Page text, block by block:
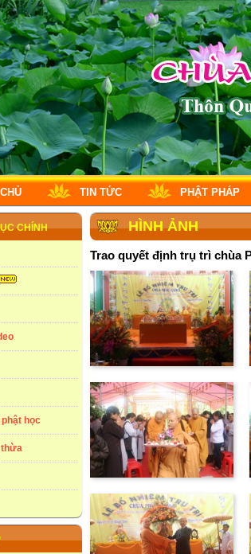
TIN TỨC PHẬT PHÁP
CHÍNH
học
HÌNH ẢNH
Trao quyết định trụ trì chùa